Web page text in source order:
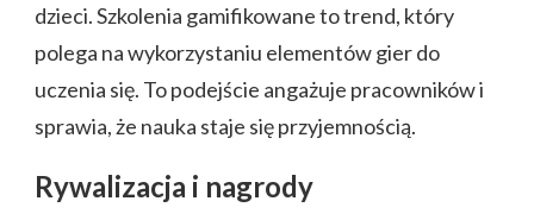
dzieci. Szkolenia gamifikowane to trend, który
polega na wykorzystaniu elementów gier do
uczenia się. To podejście angażuje pracowników i
sprawia, że nauka staje się przyjemnością.
Rywalizacja i nagrody